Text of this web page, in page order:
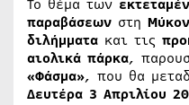
Το θέμα των
παραβάσεων στη
διλήμματα και τις
αιολικά πάρκα,
«Φάσμα», που θα
Δευτέρα 3 Απριλίου